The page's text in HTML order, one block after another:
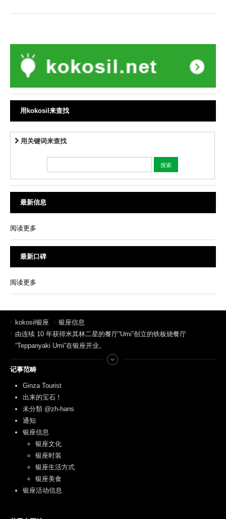
用kokosil来查找
用关键词来查找
最新信息
阅读更多
最新口碑
阅读更多
kokosil银座
银座信息
由连续 10 年获得米其林二星的餐厅“Umi”创立的铁板烧餐厅
“Teppanyaki Umi”在银座开业。
记事范畴
Ginza Tourist
出来的宝石！
未分類 @zh-hans
通知
银座信息
银座文化
银座时装
银座生活方式
银座美食
银座活动信息